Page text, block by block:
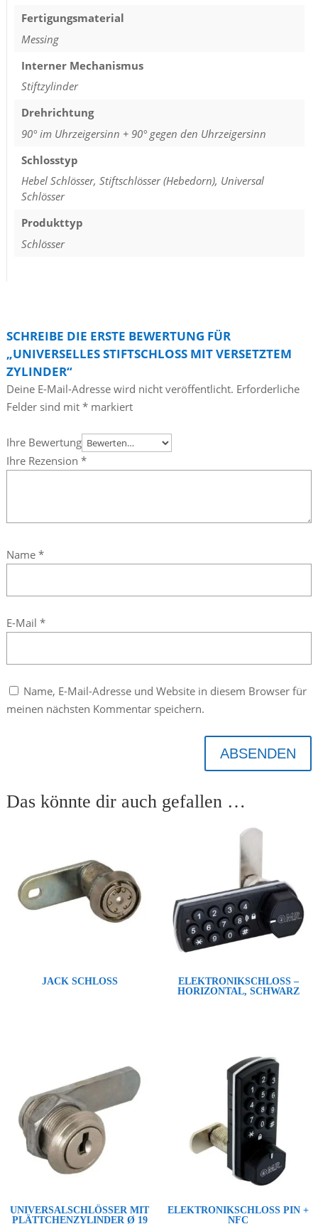
Fertigungsmaterial
Messing
Interner Mechanismus
Stiftzylinder
Drehrichtung
90° im Uhrzeigersinn + 90° gegen den Uhrzeigersinn
Schlosstyp
Hebel Schlösser, Stiftschlösser (Hebedorn), Universal
Schlösser
Produkttyp
Schlösser
SCHREIBE DIE ERSTE BEWERTUNG FÜR
„UNIVERSELLES STIFTSCHLOSS MIT VERSETZTEM
ZYLINDER“
Deine E-Mail-Adresse wird nicht veröffentlicht. Erforderliche
Felder sind mit *markiert
Ihre Bewertung
Ihre Rezension *
Name *
E-Mail *
Name, E-Mail-Adresse und Website in diesem Browser für
meinen nächsten Kommentar speichern.
ABSENDEN
Das könnte dir auch gefallen …
JACK SCHLOSS
ELEKTRONIKSCHLOSS –
HORIZONTAL, SCHWARZ
UNIVERSALSCHLÖSSER MIT
PLÄTTCHENZYLINDER Ø 19
ELEKTRONIKSCHLOSS PIN +
NFC